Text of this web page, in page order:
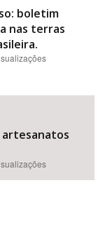
boletim
nas terras